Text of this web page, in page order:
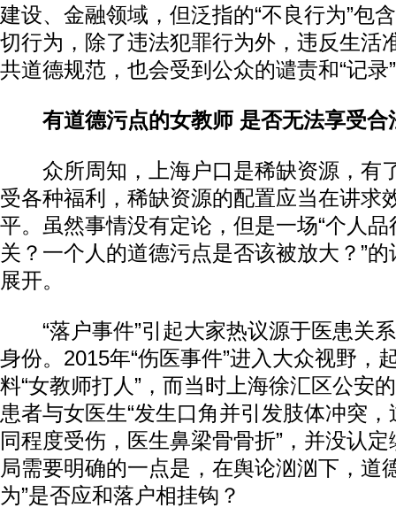
建设、金融领域，但泛指的“不良行为”包
切行为，除了违法犯罪行为外，违反生活
共道德规范，也会受到公众的谴责和“记录
有道德污点的女教师 是否无法享受合
众所周知，上海户口是稀缺资源，有
受各种福利，稀缺资源的配置应当在讲求
平。虽然事情没有定论，但是一场“个人品
关？一个人的道德污点是否该被放大？”
展开。
“落户事件”引起大家热议源于医患关
身份。2015年“伤医事件”进入大众视野，
料“女教师打人”，而当时上海徐汇区公安
患者与女医生“发生口角并引发肢体冲突
同程度受伤，医生鼻梁骨骨折”，并没认定
局需要明确的一点是，在舆论汹汹下，道
为”是否应和落户相挂钩？